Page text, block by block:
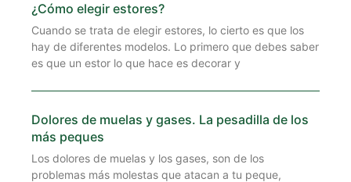
¿Cómo elegir estores?
Cuando se trata de elegir estores, lo cierto es que los
hay de diferentes modelos. Lo primero que debes saber
es que un estor lo que hace es decorar y
Dolores de muelas y gases. La pesadilla de los
más peques
Los dolores de muelas y los gases, son de los
problemas más molestas que atacan a tu peque,